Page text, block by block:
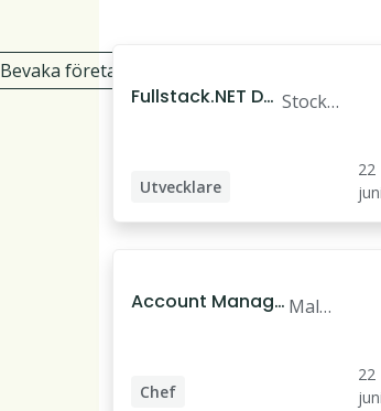
Bevaka företag
Fullstack.NET De Stockh
Utvecklare
Systemutvecklare
22
Account Manage Malm
Chef
22